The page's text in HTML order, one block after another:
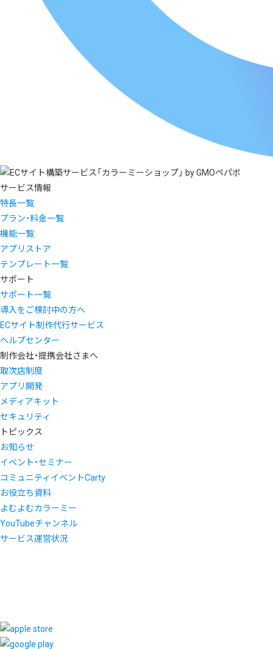
サービス情報
特長一覧
プラン・料金一覧
機能一覧
アプリストア
テンプレート一覧
サポート
サポート一覧
導入をご検討中の方へ
ECサイト制作代行サービス
ヘルプセンター
制作会社・提携会社さまへ
取次店制度
アプリ開発
メディアキット
セキュリティ
トピックス
お知らせ
イベント・セミナー
コミュニティイベントCarty
お役立ち資料
よむよむカラーミー
YouTubeチャンネル
サービス運営状況